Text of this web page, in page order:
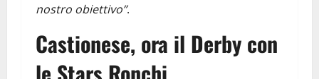
nostro obiettivo”.
Castionese, ora il Derby con